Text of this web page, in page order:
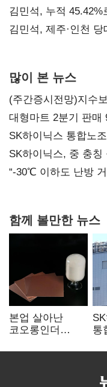
김민석, 누적
0.86%p(2보)
김민석, 제주·인천
많이 본 뉴스
(주간증시전망)지수
대형마트 2분기 판
SK하이닉스 통합노
불만 확산
SK하이닉스, 중 충
없어”
“-30℃ 이하도 난방
함께 볼만한 뉴스
본업 살아난
코오롱인더
배터리 소재로
통
성